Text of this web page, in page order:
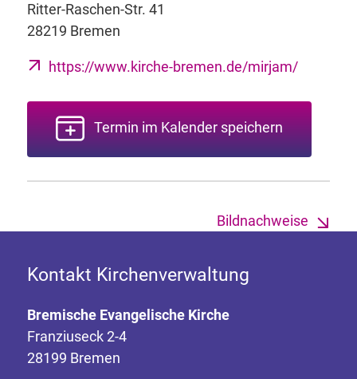
Ritter-Raschen-Str. 41
28219 Bremen
https://www.kirche-bremen.de/mirjam/
Termin im Kalender speichern
Bildnachweise
Kontakt Kirchenverwaltung
Bremische Evangelische Kirche
Franziuseck 2-4
28199 Bremen